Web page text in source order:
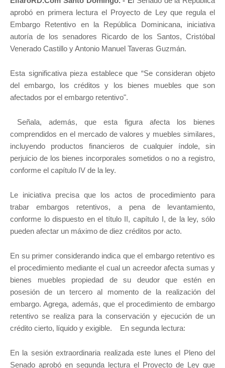
aprobó en primera lectura el Proyecto de Ley que regula el
Embargo Retentivo en la República Dominicana, iniciativa
autoría de los senadores Ricardo de los Santos, Cristóbal
Venerado Castillo y Antonio Manuel Taveras Guzmán.
Esta significativa pieza establece que “Se consideran objeto
del embargo, los créditos y los bienes muebles que son
afectados por el embargo retentivo".
Señala, además, que esta figura afecta los bienes
comprendidos en el mercado de valores y muebles similares,
incluyendo productos financieros de cualquier índole, sin
perjuicio de los bienes incorporales sometidos o no a registro,
conforme el capítulo IV de la ley.
Le iniciativa precisa que los actos de procedimiento para
trabar embargos retentivos, a pena de levantamiento,
conforme lo dispuesto en el título II, capítulo I, de la ley, sólo
pueden afectar un máximo de diez créditos por acto.
En su primer considerando indica que el embargo retentivo es
el procedimiento mediante el cual un acreedor afecta sumas y
bienes muebles propiedad de su deudor que estén en
posesión de un tercero al momento de la realización del
embargo. Agrega, además, que el procedimiento de embargo
retentivo se realiza para la conservación y ejecución de un
crédito cierto, líquido y exigible. En segunda lectura:
En la sesión extraordinaria realizada este lunes el Pleno del
Senado aprobó en segunda lectura el Proyecto de Ley que